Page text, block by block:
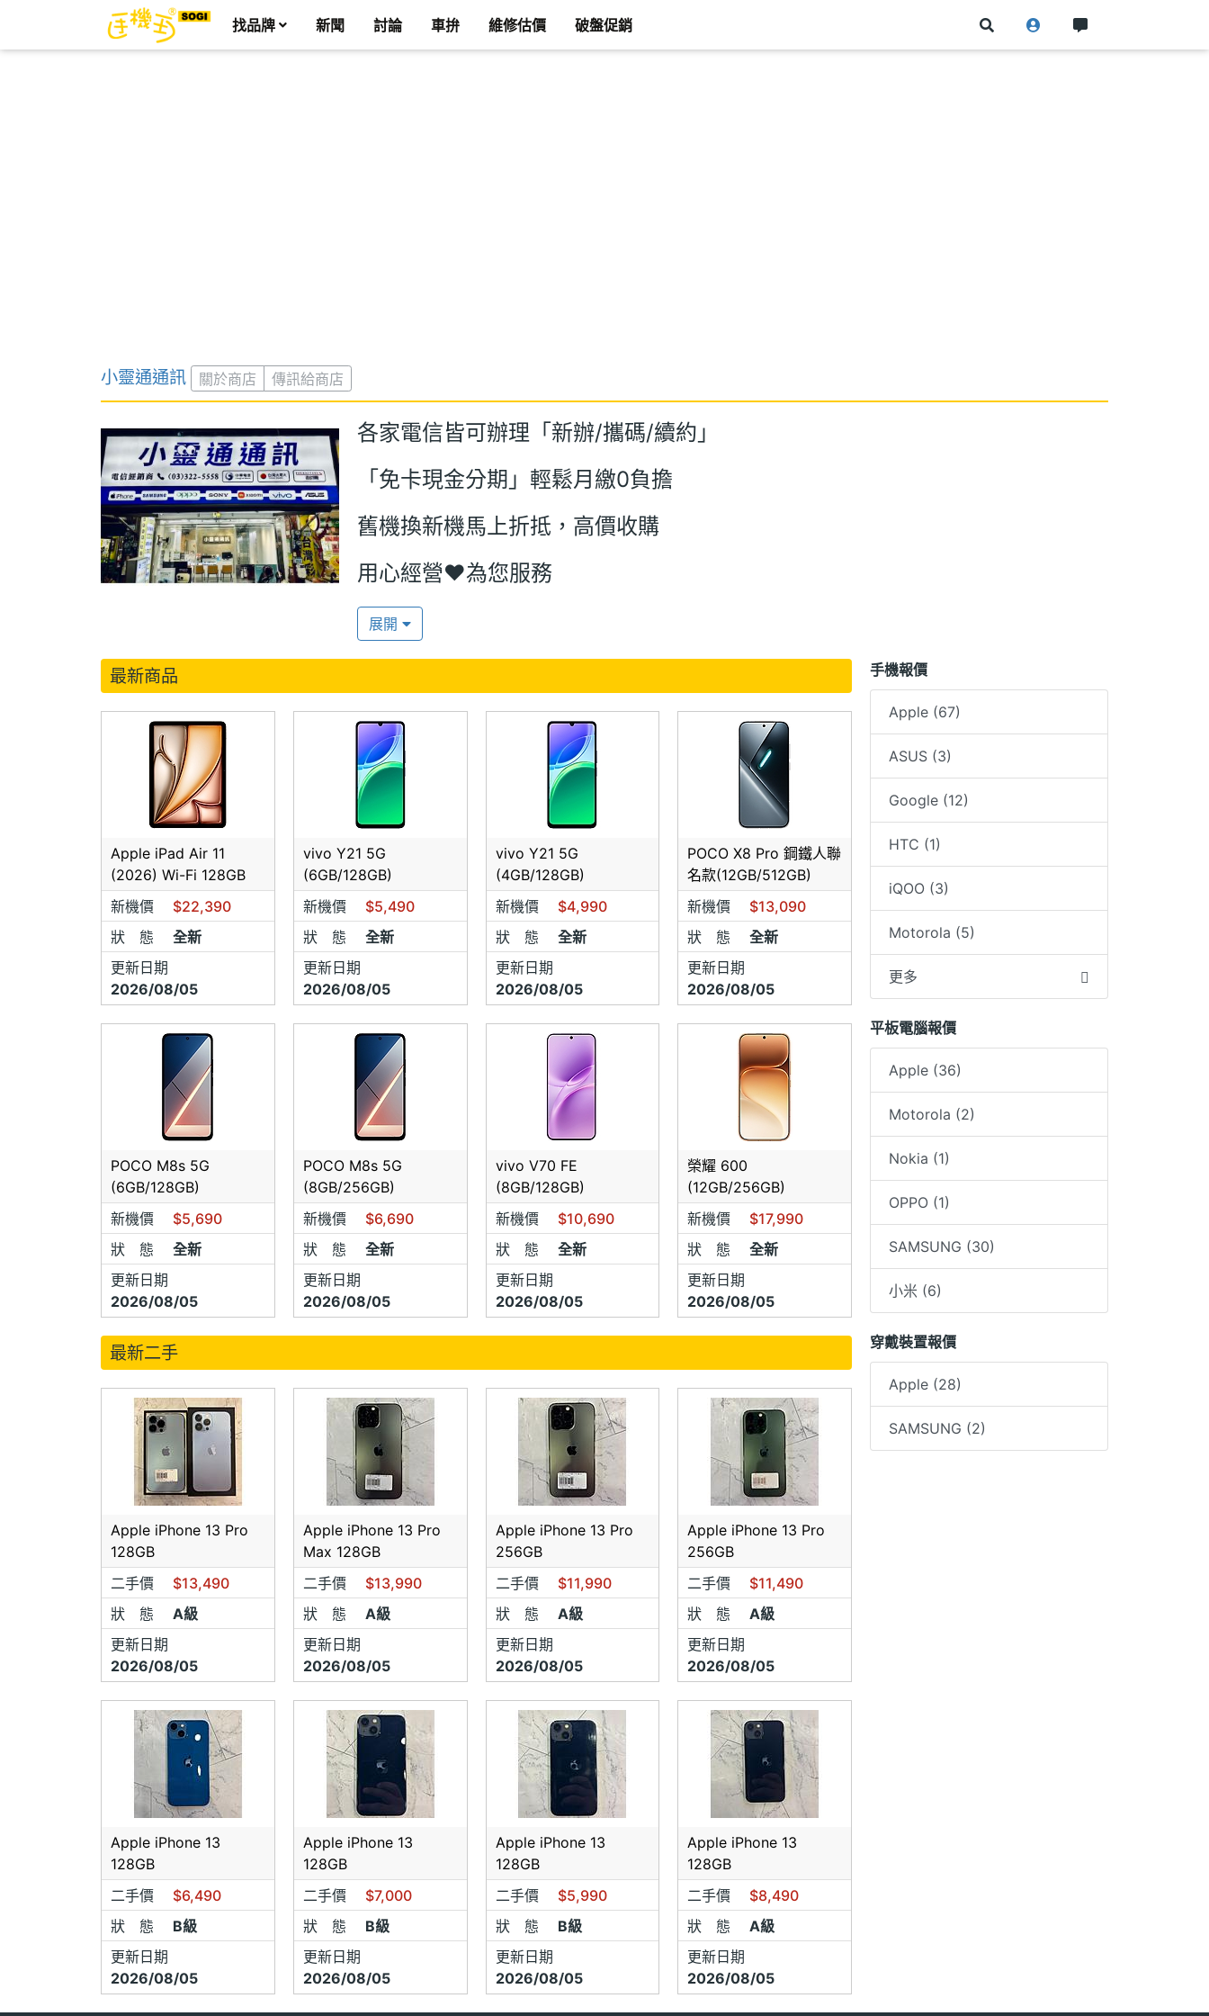
找品牌 新聞 討論 車拚 維修估價 破盤促銷
小靈通通訊 關於商店 傳訊給商店
各家電信皆可辦理「新辦/攜碼/續約」
「免卡現金分期」輕鬆月繳0負擔
舊機換新機馬上折抵，高價收購
用心經營♥️為您服務
來店（電）請主動表明為 手機王網友，才能享有最
低優惠價唷～拆機前無主動表明是網友身份，則一
來店網友請輕聲勿影響現場門市銷售
如未主動告知是手機王網友而造成價差，恕不退價
差
小靈通 讓您手機使用 一路暢通～～
歡迎私訊讓專人為您服務
展開
最新商品
Apple iPad Air 11
(2026) Wi-Fi 128GB
新機價
$22,390
狀 態
全新
更新日期
2026/08/05
vivo Y21 5G
(6GB/128GB)
新機價
$5,490
狀 態
全新
更新日期
2026/08/05
vivo Y21 5G
(4GB/128GB)
新機價
$4,990
狀 態
全新
更新日期
2026/08/05
POCO X8 Pro 鋼鐵人聯
名款(12GB/512GB)
新機價
$13,090
狀 態
全新
更新日期
2026/08/05
POCO M8s 5G
(6GB/128GB)
新機價
$5,690
狀 態
全新
更新日期
2026/08/05
POCO M8s 5G
(8GB/256GB)
新機價
$6,690
狀 態
全新
更新日期
2026/08/05
vivo V70 FE
(8GB/128GB)
新機價
$10,690
狀 態
全新
更新日期
2026/08/05
榮耀 600
(12GB/256GB)
新機價
$17,990
狀 態
全新
更新日期
2026/08/05
最新二手
Apple iPhone 13 Pro
128GB
二手價
$13,490
狀 態
A級
更新日期
2026/08/05
Apple iPhone 13 Pro
Max 128GB
二手價
$13,990
狀 態
A級
更新日期
2026/08/05
Apple iPhone 13 Pro
256GB
二手價
$11,990
狀 態
A級
更新日期
2026/08/05
Apple iPhone 13 Pro
256GB
二手價
$11,490
狀 態
A級
更新日期
2026/08/05
Apple iPhone 13
128GB
二手價
$6,490
狀 態
B級
更新日期
2026/08/05
Apple iPhone 13
128GB
二手價
$7,000
狀 態
B級
更新日期
2026/08/05
Apple iPhone 13
128GB
二手價
$5,990
狀 態
B級
更新日期
2026/08/05
Apple iPhone 13
128GB
二手價
$8,490
狀 態
A級
更新日期
2026/08/05
手機報價
Apple (67)
ASUS (3)
Google (12)
HTC (1)
iQOO (3)
Motorola (5)
更多
平板電腦報價
Apple (36)
Motorola (2)
Nokia (1)
OPPO (1)
SAMSUNG (30)
小米 (6)
穿戴裝置報價
Apple (28)
SAMSUNG (2)